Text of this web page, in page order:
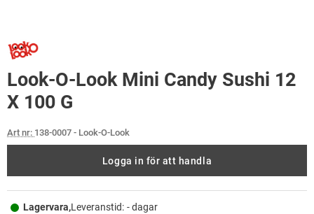
Look-O-Look Mini Candy Sushi 12
X 100 G
Art nr: 138-0007 - Look-O-Look
Logga in för att handla
Lagervara,Leveranstid: - dagar